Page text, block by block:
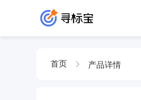
首页 产品详情